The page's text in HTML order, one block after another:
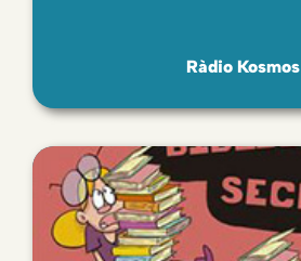
Ràdio Kosmos